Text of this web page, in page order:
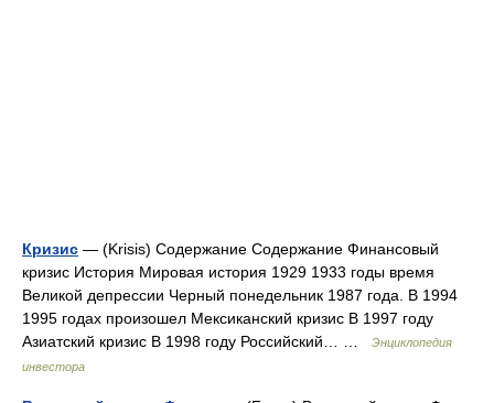
Кризис — (Krisis) Содержание Содержание Финансовый
кризис История Мировая история 1929 1933 годы время
Великой депрессии Черный понедельник 1987 года. В 1994
1995 годах произошел Мексиканский кризис В 1997 году
Азиатский кризис В 1998 году Российский… …
Энциклопедия
инвестора